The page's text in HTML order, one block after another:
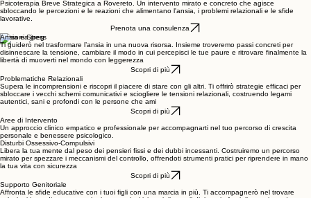
Sonia Schettino
Cambia la lente con cui guardi il tuo mondo. Riprendi il controllo della tua vita
Psicoterapia Breve Strategica a Rovereto. Un intervento mirato e concreto che agisce
sbloccando le percezioni e le reazioni che alimentano l'ansia, i problemi relazionali e le sfide
lavorative.
Prenota una consulenza
Ansia e Stress
Ti guiderò nel trasformare l’ansia in una nuova risorsa. Insieme troveremo passi concreti per
disinnescare la tensione, cambiare il modo in cui percepisci le tue paure e ritrovare finalmente la
libertà di muoverti nel mondo con leggerezza
Scopri di più
Problematiche Relazionali
Supera le incomprensioni e riscopri il piacere di stare con gli altri. Ti offrirò strategie efficaci per
sbloccare i vecchi schemi comunicativi e sciogliere le tensioni relazionali, costruendo legami
autentici, sani e profondi con le persone che ami
Scopri di più
Aree di Intervento
Un approccio clinico empatico e professionale per accompagnarti nel tuo percorso di crescita
personale e benessere psicologico.
Disturbi Ossessivo-Compulsivi
Libera la tua mente dal peso dei pensieri fissi e dei dubbi incessanti. Costruiremo un percorso
mirato per spezzare i meccanismi del controllo, offrendoti strumenti pratici per riprendere in mano
la tua vita con sicurezza
Scopri di più